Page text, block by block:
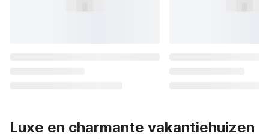
Luxe en charmante vakantiehuizen